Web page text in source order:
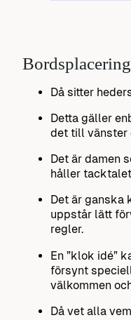
Då sitter
Detta gäller
det till vänster
Det är damen
håller
Det är ganska
uppstår lätt
regler.
En ”klok idé”
försynt
välkommen
Då vet alla